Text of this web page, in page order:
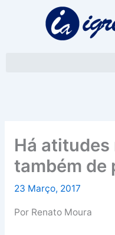
Há
também de
23 Março, 2017
Por Renato Moura